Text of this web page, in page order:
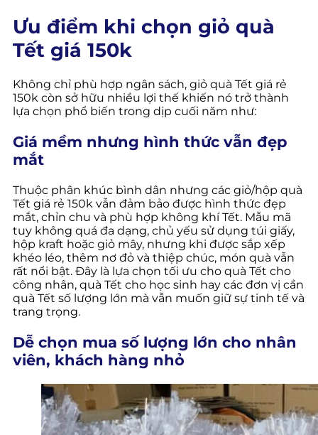
Ưu điểm khi chọn giỏ quà
Tết giá 150k
Không chỉ phù hợp ngân sách, giỏ quà Tết giá rẻ
150k còn sở hữu nhiều lợi thế khiến nó trở thành
lựa chọn phổ biến trong dịp cuối năm như:
Giá mềm nhưng hình thức vẫn đẹp
mắt
Thuộc phân khúc bình dân nhưng các giỏ/hộp quà
Tết giá rẻ 150k vẫn đảm bảo được hình thức đẹp
mắt, chỉn chu và phù hợp không khí Tết. Mẫu mã
tuy không quá đa dạng, chủ yếu sử dụng túi giấy,
hộp kraft hoặc giỏ mây, nhưng khi được sắp xếp
khéo léo, thêm nơ đỏ và thiệp chúc, món quà vẫn
rất nổi bật. Đây là lựa chọn tối ưu cho quà Tết cho
công nhân, quà Tết cho học sinh hay các đơn vị cần
quà Tết số lượng lớn mà vẫn muốn giữ sự tinh tế và
trang trọng.
Dễ chọn mua số lượng lớn cho nhân
viên, khách hàng nhỏ